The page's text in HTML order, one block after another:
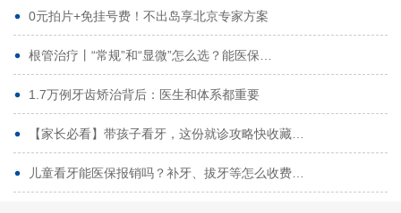
0元拍片+免挂号费！不出岛享北京专家方案
根管治疗丨“常规”和“显微”怎么选？能医保…
1.7万例牙齿矫治背后：医生和体系都重要
【家长必看】带孩子看牙，这份就诊攻略快收藏…
儿童看牙能医保报销吗？补牙、拔牙等怎么收费…